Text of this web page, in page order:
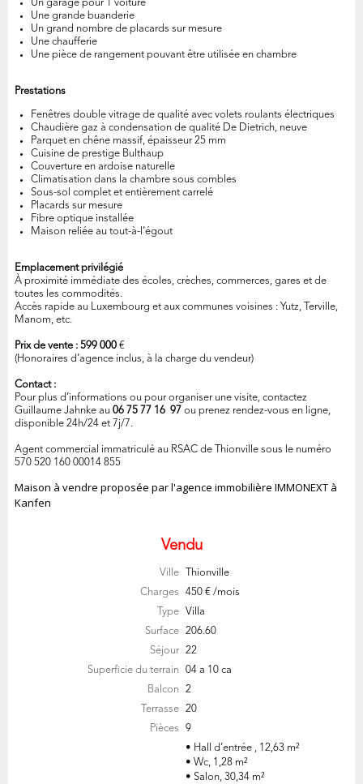
Un garage pour 1 voiture
Une grande buanderie
Un grand nombre de placards sur mesure
Une chaufferie
Une pièce de rangement pouvant être utilisée en chambre
Prestations
Fenêtres double vitrage de qualité avec volets roulants électriques
Chaudière gaz à condensation de qualité De Dietrich, neuve
Parquet en chêne massif, épaisseur 25 mm
Cuisine de prestige Bulthaup
Couverture en ardoise naturelle
Climatisation dans la chambre sous combles
Sous-sol complet et entièrement carrelé
Placards sur mesure
Fibre optique installée
Maison reliée au tout-à-l’égout
Emplacement privilégié
À proximité immédiate des écoles, crèches, commerces, gares et de
toutes les commodités.
Accès rapide au Luxembourg et aux communes voisines : Yutz, Terville,
Manom, etc.
Prix de vente : 599 000 €
(Honoraires d’agence inclus, à la charge du vendeur)
Contact :
Pour plus d’informations ou pour organiser une visite, contactez
Guillaume Jahnke au 06 75 77 16 97 ou prenez rendez-vous en ligne,
disponible 24h/24 et 7j/7.
Agent commercial immatriculé au RSAC de Thionville sous le numéro
570 520 160 00014 855
Maison à vendre proposée par l'agence immobilière IMMONEXT à
Kanfen
Vendu
Ville
Thionville
Charges
450 € /mois
Type
Villa
Surface
206.60
Séjour
22
Superficie du terrain
04 a 10 ca
Balcon
2
Terrasse
20
Pièces
9
• Hall d’entrée , 12,63 m²
• Wc, 1,28 m²
• Salon, 30,34 m²